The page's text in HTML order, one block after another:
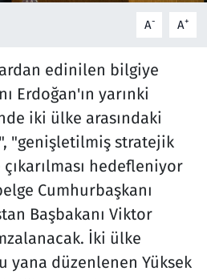
A- A+
edinilen bilgiye
Erdoğan'ın yarınki
iki ülke arasındaki
"genişletilmiş stratejik
hedefleniyor
Cumhurbaşkanı
Başbakanı Viktor
İki ülke
yana düzenlenen Yüksek